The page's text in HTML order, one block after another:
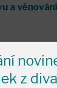
a
v České
r. o.,
z